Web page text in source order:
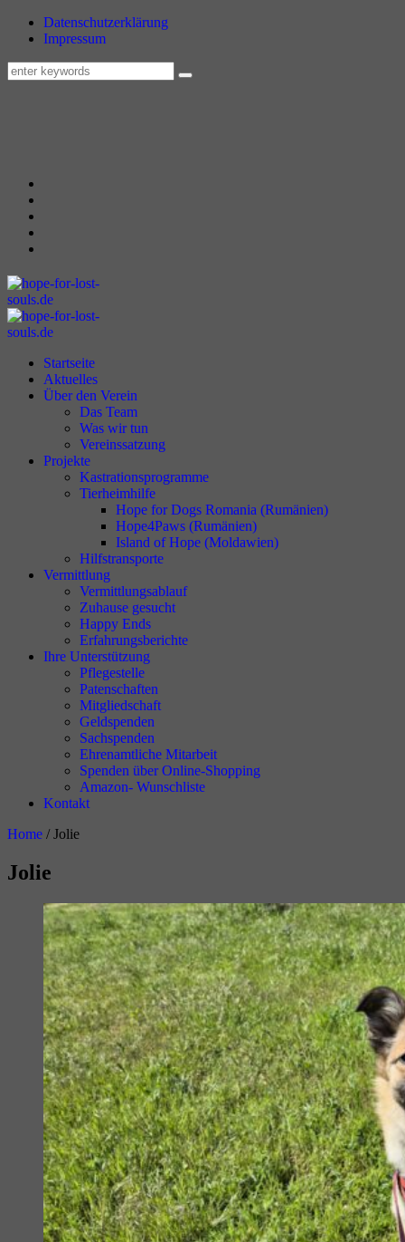
Datenschutzerklärung
Impressum
Startseite
Aktuelles
Über den Verein
Das Team
Was wir tun
Vereinssatzung
Projekte
Kastrationsprogramme
Tierheimhilfe
Hope for Dogs Romania (Rumänien)
Hope4Paws (Rumänien)
Island of Hope (Moldawien)
Hilfstransporte
Vermittlung
Vermittlungsablauf
Zuhause gesucht
Happy Ends
Erfahrungsberichte
Ihre Unterstützung
Pflegestelle
Patenschaften
Mitgliedschaft
Geldspenden
Sachspenden
Ehrenamtliche Mitarbeit
Spenden über Online-Shopping
Amazon- Wunschliste
Kontakt
Home /Jolie
Jolie